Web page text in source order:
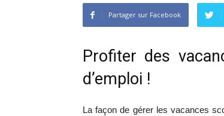
Partager sur Facebook
Profiter des
d’emploi !
La façon de gérer les vacances